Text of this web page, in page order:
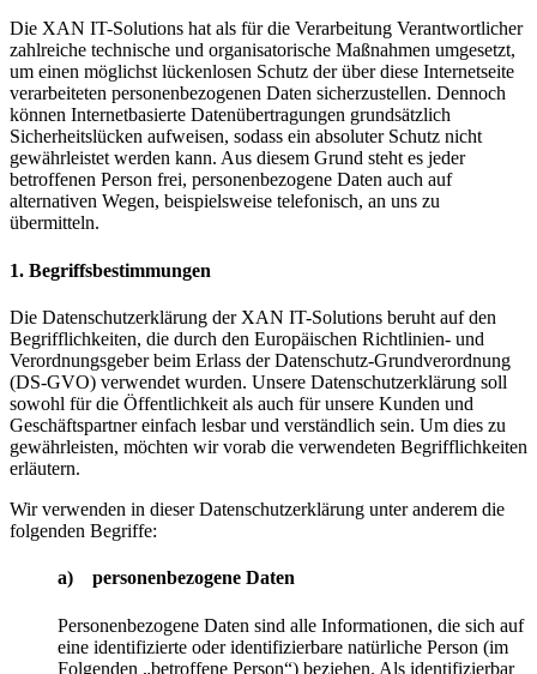
Die XAN IT-Solutions hat als für die Verarbeitung Verantwortlicher
zahlreiche technische und organisatorische Maßnahmen umgesetzt,
um einen möglichst lückenlosen Schutz der über diese Internetseite
verarbeiteten personenbezogenen Daten sicherzustellen. Dennoch
können Internetbasierte Datenübertragungen grundsätzlich
Sicherheitslücken aufweisen, sodass ein absoluter Schutz nicht
gewährleistet werden kann. Aus diesem Grund steht es jeder
betroffenen Person frei, personenbezogene Daten auch auf
alternativen Wegen, beispielsweise telefonisch, an uns zu
übermitteln.
1. Begriffsbestimmungen
Die Datenschutzerklärung der XAN IT-Solutions beruht auf den
Begrifflichkeiten, die durch den Europäischen Richtlinien- und
Verordnungsgeber beim Erlass der Datenschutz-Grundverordnung
(DS-GVO) verwendet wurden. Unsere Datenschutzerklärung soll
sowohl für die Öffentlichkeit als auch für unsere Kunden und
Geschäftspartner einfach lesbar und verständlich sein. Um dies zu
gewährleisten, möchten wir vorab die verwendeten Begrifflichkeiten
erläutern.
Wir verwenden in dieser Datenschutzerklärung unter anderem die
folgenden Begriffe:
a) personenbezogene Daten
Personenbezogene Daten sind alle Informationen, die sich auf
eine identifizierte oder identifizierbare natürliche Person (im
Folgenden „betroffene Person“) beziehen. Als identifizierbar